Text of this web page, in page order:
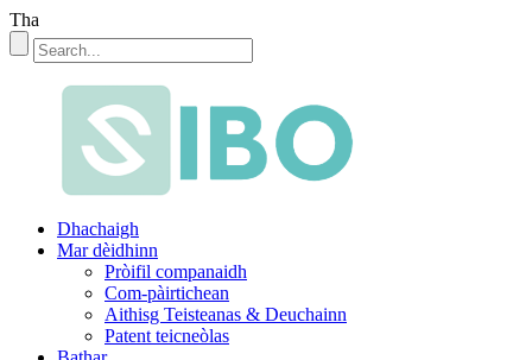
Tha
Dhachaigh
Mar dèidhinn
Pròifil companaidh
Com-pàirtichean
Aithisg Teisteanas & Deuchainn
Patent teicneòlas